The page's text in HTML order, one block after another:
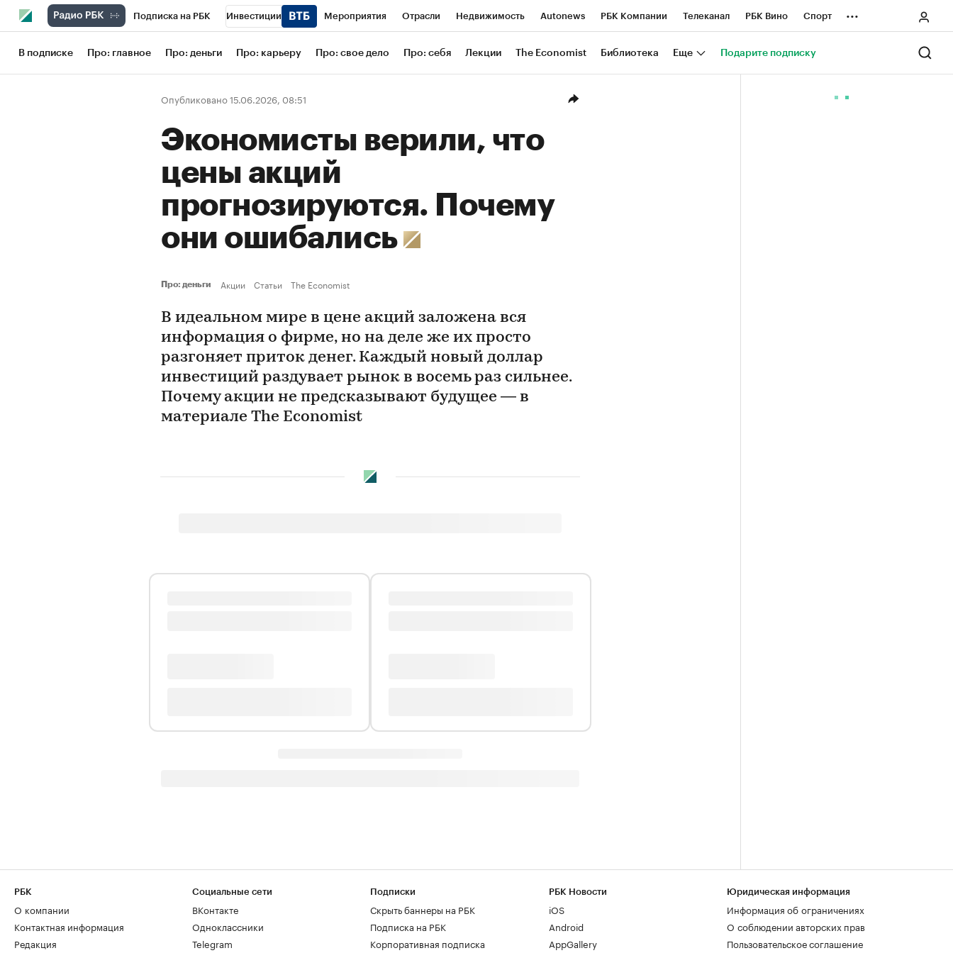
Подписка на РБК Инвестиции Мероприятия Отрасли Недвижимость Autonews РБК Компании Телеканал РБК Вино Спорт
Школа управления РБК РБК Образование РБК Life Тренды Визионеры Национальные проекты Город
Рынок наличной валюты
...
В подписке Про: главное Про: деньги Про: карьеру Про: свое дело Про: себя Лекции The Economist Библиотека Еще Подарите подписку
Опубликовано 15.06.2026, 08:51
Экономисты верили, что
цены акций
прогнозируются. Почему
они ошибались
Про: деньги Акции Статьи The Economist
В идеальном мире в цене акций заложена вся
информация о фирме, но на деле же их просто
разгоняет приток денег. Каждый новый доллар
инвестиций раздувает рынок в восемь раз сильнее.
Почему акции не предсказывают будущее — в
материале The Economist
РБК
О компании
Контактная информация
Редакция
Социальные сети
ВКонтакте
Одноклассники
Telegram
Подписки
Скрыть баннеры на РБК
Подписка на РБК
Корпоративная подписка
РБК Новости
iOS
Android
AppGallery
Юридическая информация
Информация об ограничениях
О соблюдении авторских прав
Пользовательское соглашение